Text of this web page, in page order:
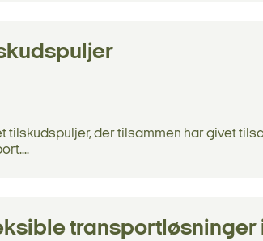
tilskudspuljer, der tilsammen har givet
transportløsninger